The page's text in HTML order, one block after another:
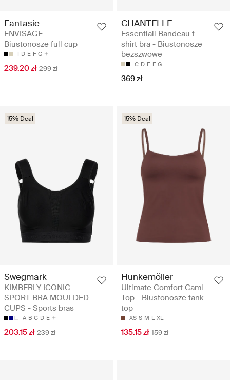
Fantasie
ENVISAGE -
Biustonosze full cup
I D E F G
239.20 zł 299 zł
CHANTELLE
Essentiall Bandeau t-
shirt bra - Biustonosze
bezszwowe
C D E F G
369 zł
15% Deal
Swegmark
KIMBERLY ICONIC
SPORT BRA MOULDED
CUPS - Sports bras
A B C D E
203.15 zł 239 zł
15% Deal
Hunkemöller
Ultimate Comfort Cami
Top - Biustonosze tank
top
XS S M L XL
135.15 zł 159 zł